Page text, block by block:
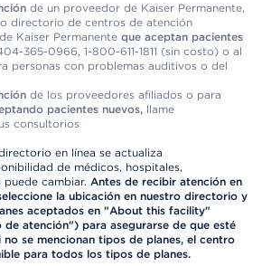
de un proveedor de Kaiser Permanente,
directorio de centros de atención
Kaiser Permanente que aceptan pacientes
365-0966, 1-800-611-1811 (sin costo) o al
personas con problemas auditivos o del
de los proveedores afiliados o para
pacientes nuevos, llame
consultorios
en línea se actualiza
de médicos, hospitales,
cambiar. Antes de recibir atención en
la ubicación en nuestro directorio y
aceptados en "About this facility"
atención") para asegurarse de que esté
no se mencionan tipos de planes, el centro
para todos los tipos de planes.